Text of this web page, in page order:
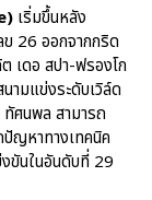
เริ่มขึ้นหลัง
26 ออกจากกริด
เดอ สปา-ฟรองโก
ามแข่งระดับเวิล์ด
ศนพล สามารถ
ปัญหาทางเทคนิค
ขันในอันดับที่ 29